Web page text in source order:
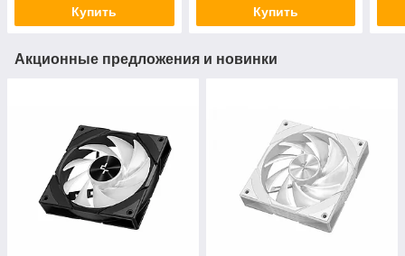
Купить Купить
Акционные предложения и новинки